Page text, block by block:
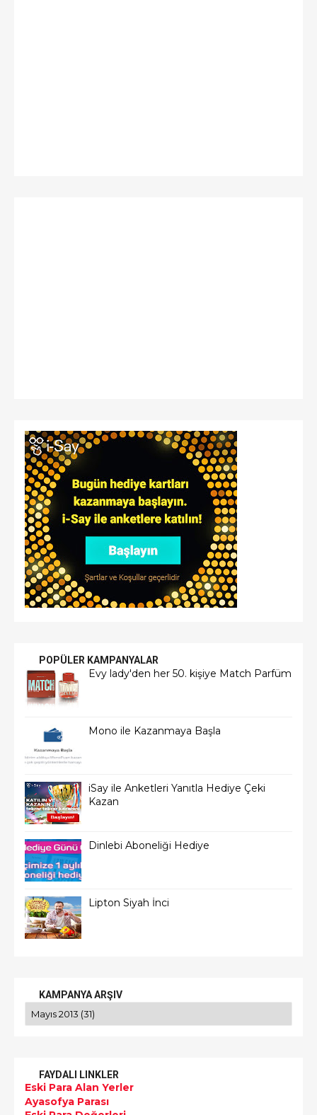
POPÜLER KAMPANYALAR
Evy lady'den her 50. kişiye Match Parfüm
Mono ile Kazanmaya Başla
iSay ile Anketleri Yanıtla Hediye Çeki
Kazan
Dinlebi Aboneliği Hediye
Lipton Siyah İnci
KAMPANYA ARŞIV
FAYDALI LINKLER
Eski Para Alan Yerler
Ayasofya Parası